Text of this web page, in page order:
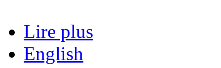
Lire plus
English